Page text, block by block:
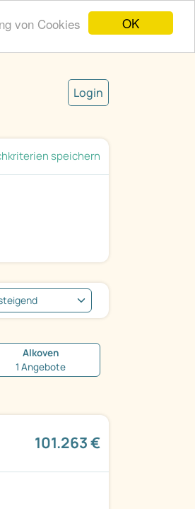
OK
von Cookies
Login
speichern
Alkoven
1 Angebote
101.263 €